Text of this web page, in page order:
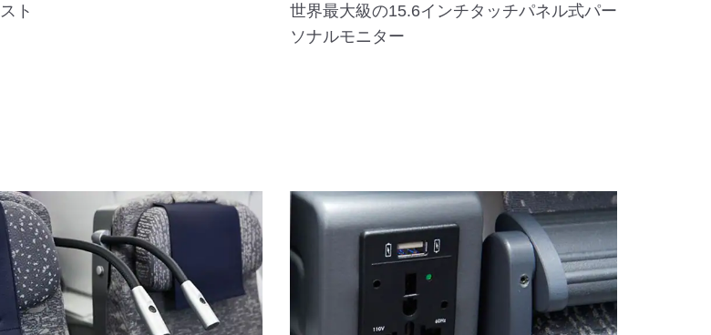
ト
世界最大級の15.6インチタッチパネル式パー
ソナルモニター